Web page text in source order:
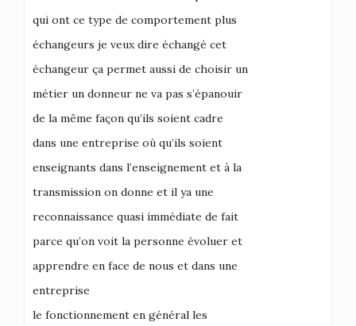
qui ont ce type de comportement plus
échangeurs je veux dire échangé cet
échangeur ça permet aussi de choisir un
métier un donneur ne va pas s’épanouir
de la même façon qu’ils soient cadre
dans une entreprise où qu’ils soient
enseignants dans l’enseignement et à la
transmission on donne et il ya une
reconnaissance quasi immédiate de fait
parce qu’on voit la personne évoluer et
apprendre en face de nous et dans une
entreprise
le fonctionnement en général les